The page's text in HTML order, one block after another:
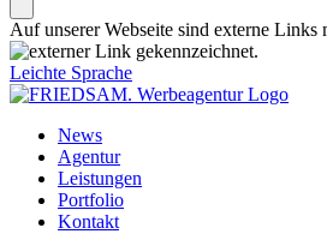
Auf unserer Webseite sind externe Links
gekennzeichnet.
Leichte Sprache
News
Agentur
Leistungen
Portfolio
Kontakt